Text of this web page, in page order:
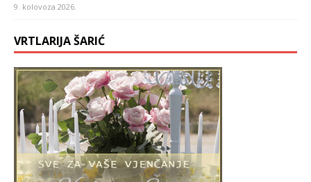
9. kolovoza 2026.
VRTLARIJA ŠARIĆ